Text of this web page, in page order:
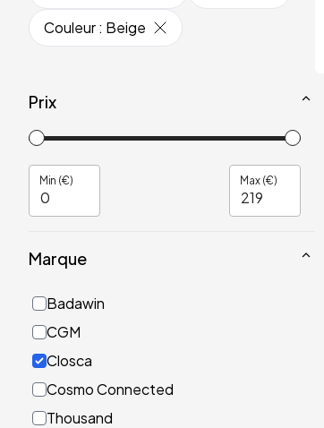
Couleur: Beige
Prix
Min (€) Max (€)
Marque
Badawin
CGM
Closca
Cosmo Connected
Thousand